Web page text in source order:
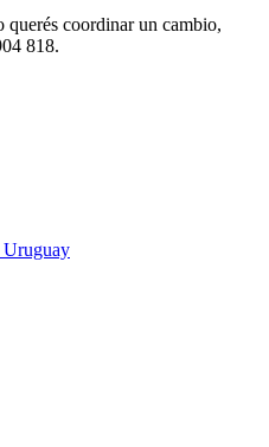
querés coordinar un cambio,
818.